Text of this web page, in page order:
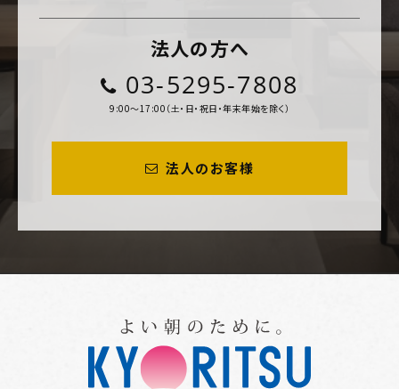
法人の方へ
03-5295-7808
9:00～17:00（土・日・祝日・年末年始を除く）
法人のお客様